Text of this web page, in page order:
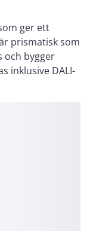
ger ett
prismatisk som
och bygger
inklusive DALI-